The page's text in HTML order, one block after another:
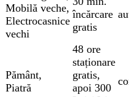
Mobilă veche,
Electrocasnice
vechi
încărcare
gratis
Pământ,
Piatră
48 ore
staționare
gratis,
apoi 300